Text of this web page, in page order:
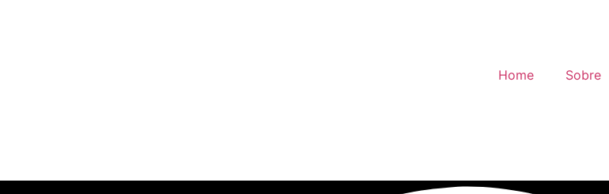
Home Sobre